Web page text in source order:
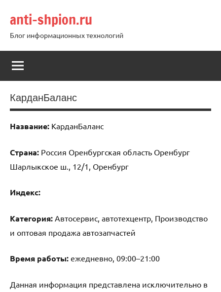
содержимому
anti-shpion.ru
Блог информационных технологий
КарданБаланс
Название: КарданБаланс
Страна: Россия Оренбургская область Оренбург
Шарлыкское ш., 12/1, Оренбург
Индекс:
Категория: Автосервис, автотехцентр, Производство
и оптовая продажа автозапчастей
Время работы: ежедневно, 09:00–21:00
Данная информация представлена исключительно в